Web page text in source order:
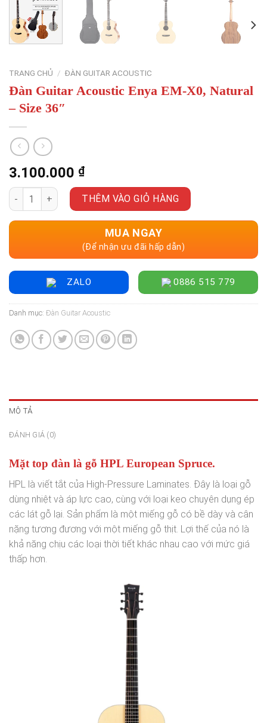
TRANG CHỦ / ĐÀN GUITAR ACOUSTIC
Đàn Guitar Acoustic Enya EM-X0, Natural
– Size 36″
3.100.000 ₫
Đàn Guitar Acoustic Enya EM-X0, Natural - Size 36" số lượng
THÊM VÀO GIỎ HÀNG
MUA NGAY
(Để nhận ưu đãi hấp dẫn)
ZALO 0886 515 779
Danh mục: Đàn Guitar Acoustic
MÔ TẢ
ĐÁNH GIÁ (0)
Mặt top đàn là gỗ HPL European Spruce.
HPL là viết tắt của High-Pressure Laminates. Đây là loại gỗ
dùng nhiệt và áp lực cao, cùng với loại keo chuyên dụng ép
các lát gỗ lại. Sản phẩm là một miếng gỗ có bề dày và cân
nặng tương đương với một miếng gỗ thịt. Lợi thế của nó là
khả năng chịu các loại thời tiết khác nhau cao với mức giá
thấp hơn.